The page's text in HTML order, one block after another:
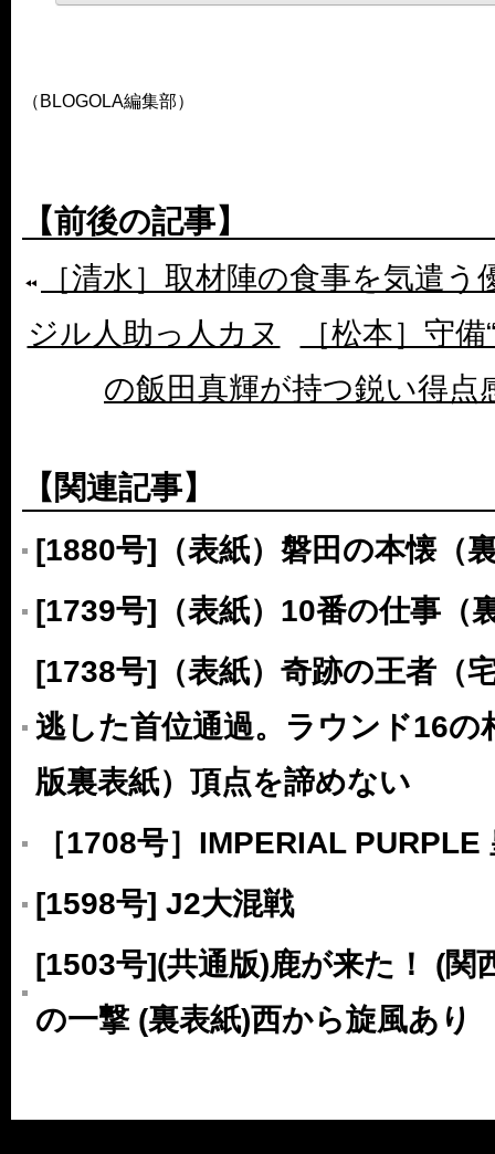
（BLOGOLA編集部）
【前後の記事】
［清水］取材陣の食事を気遣
ジル人助っ人カヌ
［松本］守
の飯田真輝が持つ鋭い得点
【関連記事】
[1880号]（表紙）磐田の本懐（
[1739号]（表紙）10番の仕事（
[1738号]（表紙）奇跡の王者（
逃した首位通過。ラウンド16の
版裏表紙）頂点を諦めない
［1708号］IMPERIAL PURPLE
[1598号] J2大混戦
[1503号](共通版)鹿が来た！ (関
の一撃 (裏表紙)西から旋風あり